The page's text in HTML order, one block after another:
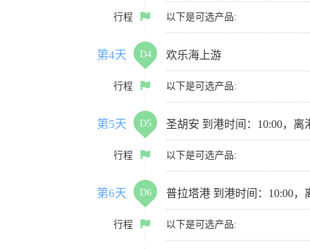
行程 以下是可选产品:
第4天 D4 欢乐海上游
行程 以下是可选产品:
第5天 D5 圣胡安 到港时间：10:00，离
行程 以下是可选产品:
第6天 D6 普拉塔港 到港时间：10:00，
行程 以下是可选产品: